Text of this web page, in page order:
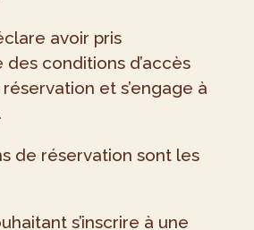
avoir pris
des conditions d’accès
et s’engage à
de réservation sont les
s’inscrire à une